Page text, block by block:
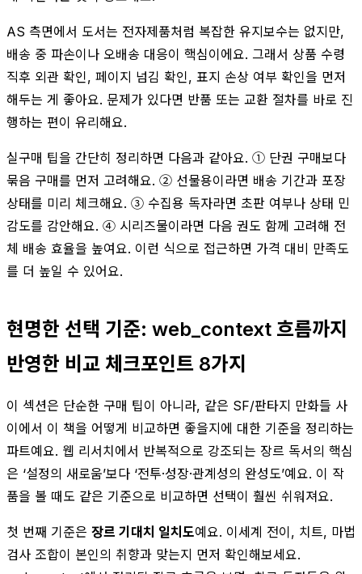
AS 측면에서 도서는 전자제품처럼 복잡한 유지보수는 없지만,
배송 중 파손이나 오배송 대응이 핵심이에요. 그래서 상품 수령
직후 외관 확인, 페이지 넘김 확인, 표지 손상 여부 확인을 먼저
해두는 게 좋아요. 문제가 있다면 반품 또는 교환 절차를 바로 진
행하는 편이 유리해요.
실구매 팁을 간단히 정리하면 다음과 같아요. ① 단권 구매보다
묶음 구매를 먼저 고려해요. ② 선물용이라면 배송 기간과 포장
상태를 미리 체크해요. ③ 수집용 독자라면 초판 여부나 상태 민
감도를 감안해요. ④ 시리즈물이라면 다음 권도 함께 고려해 전
체 배송 효율을 높여요. 이런 식으로 접근하면 가격 대비 만족도
를 더 높일 수 있어요.
현명한 선택 기준: web_context 흐름까지
반영한 비교 체크포인트 8가지
이 섹션은 단순한 구매 팁이 아니라, 같은 SF/판타지 만화들 사
이에서 이 책을 어떻게 비교하면 좋을지에 대한 기준을 정리하는
파트예요. 웹 리서치에서 반복적으로 강조되는 장르 독서의 핵심
은 ‘설정의 새로움’보다 ‘전투·성장·관계성의 완성도’예요. 이 작
품을 볼 때도 같은 기준으로 비교하면 선택이 훨씬 쉬워져요.
첫 번째 기준은 장르 기대치 일치도예요. 이세계 전이, 치트, 마법
검사 조합이 본인의 취향과 맞는지 먼저 확인해보세요.